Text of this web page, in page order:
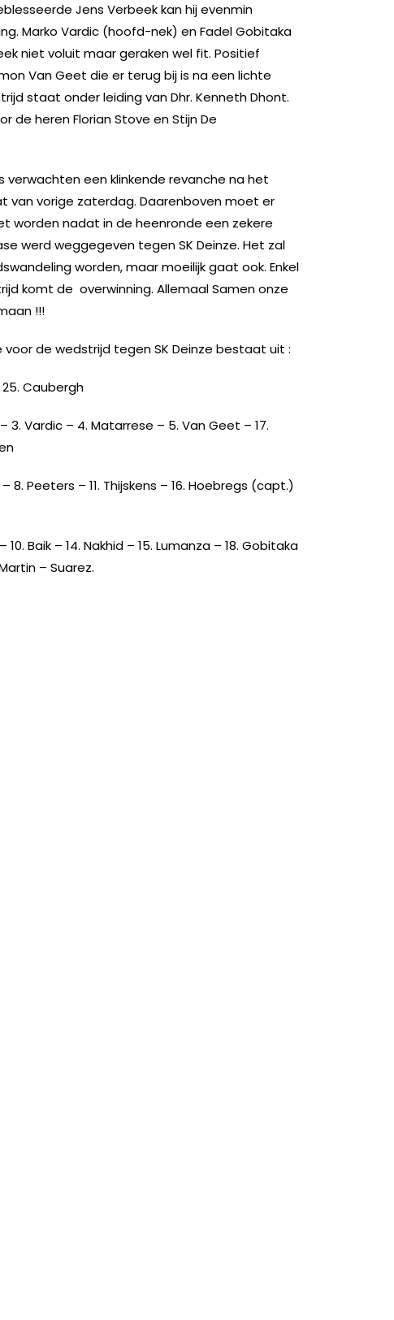
Jens Verbeek kan hij evenmin
Marko Vardic (hoofd-nek) en Fadel Gobitaka
niet voluit maar geraken wel fit. Positief
Van Geet die er terug bij is na een lichte
staat onder leiding van Dhr. Kenneth Dhont.
de heren Florian Stove en Stijn De
verwachten een klinkende revanche na het
van vorige zaterdag. Daarenboven moet er
worden nadat in de heenronde een zekere
werd weggegeven tegen SK Deinze. Het zal
worden, maar moeilijk gaat ook. Enkel
komt de overwinning. Allemaal Samen onze
!!!
de wedstrijd tegen SK Deinze bestaat uit :
Caubergh
3. Vardic – 4. Matarrese – 5. Van Geet – 17.
– 8. Peeters – 11. Thijskens – 16. Hoebregs (capt.)
10. Baik – 14. Nakhid – 15. Lumanza – 18. Gobitaka
– Suarez.